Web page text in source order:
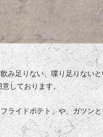
み足りない、喋り足りない
しております。
ライドポテト」や、ガツン